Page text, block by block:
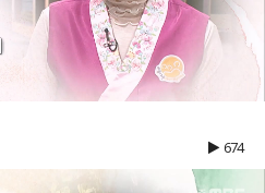
674